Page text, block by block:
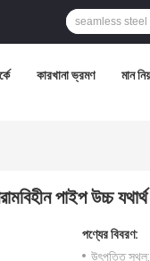
কারখানা ভ্রমণ মান
পাইপ উচ্চ
পণ্যের বিবরণ:
উৎপত্তি স্থল: